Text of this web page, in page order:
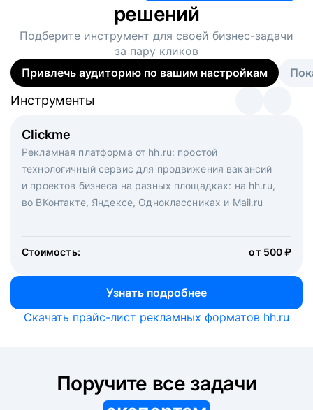
решений
Подберите инструмент для своей бизнес-задачи
за пару кликов
Привлечь аудиторию по вашим настройкам
Clickme
Рекламная платформа от hh.ru: простой
технологичный сервис для продвижения вакансий
и проектов бизнеса на разных площадках: на hh.ru,
во ВКонтакте, Яндексе, Одноклассниках и Mail.ru
Стоимость: от 500 ₽
Узнать подробнее
Инструменты
Вакансия дня
Рекламный формат для вакансий на главной странице
hh.ru. Увеличивает количество откликов
Инструменты
Массовый подбор под ключ. Решите, сколько
кандидатов и когда вам нужно, и за дело возьмутся
маркетологи, рекрутеры и проектные менеджеры
hh.ru с целым набором digital-инструментов
Инструменты
Скачать прайс-лист рекламных форматов hh.ru